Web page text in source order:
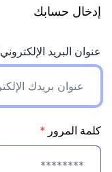
إدخال حسابك
عنوان البريد الإلكتروني
كلمة المرور *